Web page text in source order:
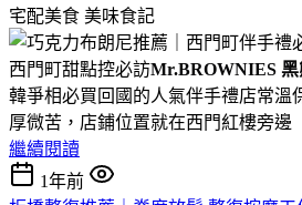
宅配美食 美味食記
西門町甜點控必訪Mr.BROWNIES
韓爭相必買回國的人氣伴手禮店常溫
厚微苦，店鋪位置就在西門紅樓旁邊
繼續閱讀
1年前